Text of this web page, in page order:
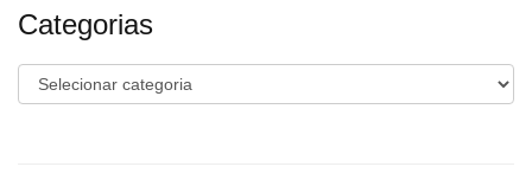
Categorias
Categorias